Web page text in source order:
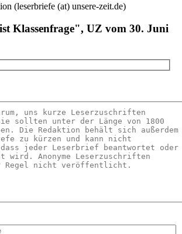
(leserbriefe (at) unsere-zeit.de)
Klassenfrage", UZ vom 30. Juni